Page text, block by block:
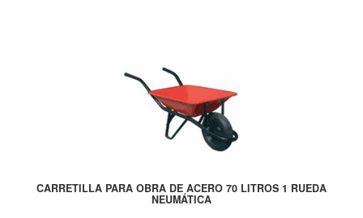
CARRETILLA PARA OBRA DE ACERO 70 LITROS 1 RUEDA
NEUMÁTICA